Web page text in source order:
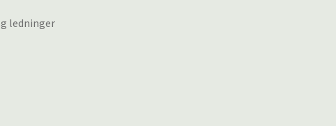
ledninger